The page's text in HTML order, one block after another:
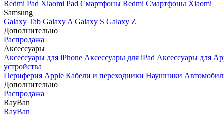
Redmi Pad Xiaomi Pad Смартфоны Redmi Смартфоны Xiaomi
Samsung
Galaxy Tab Galaxy A Galaxy S Galaxy Z
Дополнительно
Распродажа
Аксессуары
Аксессуары для iPhone Аксессуары для iPad Аксессуары для
устройства
Периферия Apple Кабели и переходники Наушники
Дополнительно
Распродажа
RayBan
RayBan